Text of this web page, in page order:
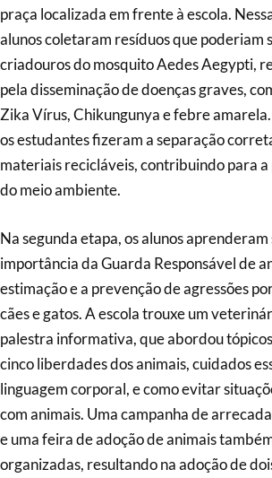
praça localizada em frente à escola.
alunos coletaram resíduos que poderiam
criadouros do mosquito Aedes Aegypti,
pela disseminação de doenças graves,
Zika Vírus, Chikungunya e febre
os estudantes fizeram a separação
materiais recicláveis, contribuindo para
do meio ambiente.
Na segunda etapa, os alunos aprenderam
importância da Guarda Responsável de
estimação e a prevenção de agressões
cães e gatos. A escola trouxe um
palestra informativa, que abordou
cinco liberdades dos animais, cuidados
linguagem corporal, e como evitar
com animais. Uma campanha de
e uma feira de adoção de animais
organizadas, resultando na adoção de